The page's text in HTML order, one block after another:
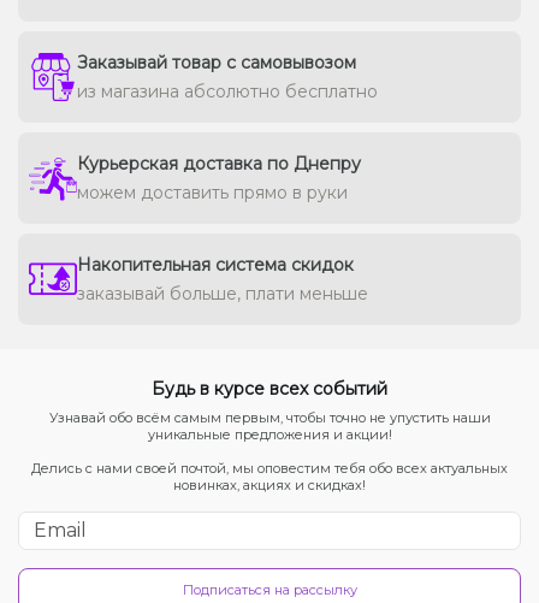
Заказывай товар с самовывозом
из магазина абсолютно бесплатно
Курьерская доставка по Днепру
можем доставить прямо в руки
Накопительная система скидок
заказывай больше, плати меньше
Будь в курсе всех событий
Узнавай обо всём самым первым, чтобы точно не упустить наши
уникальные предложения и акции!
Делись с нами своей почтой, мы оповестим тебя обо всех актуальных
новинках, акциях и скидках!
Подписаться на рассылку